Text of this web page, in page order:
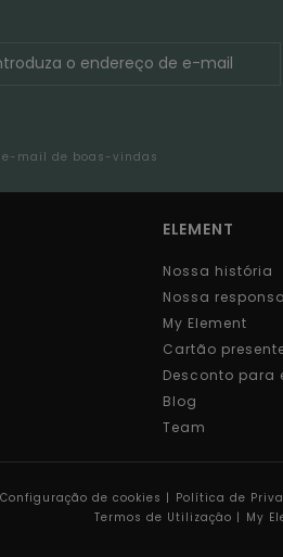
mail de boas-vindas
ELEMENT
Nossa história
Nossa
My Element
Cartão
Desconto para
Blog
Team
Configuração de cookies | Política de
Termos de Utilizaçâo | My